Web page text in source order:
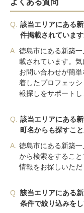
よくある質問
Q.
該当エリアにある
件掲載されています
A. 徳島市にある新築
載されています。気
お問い合わせが簡
着したプロフェッ
報探しをサポートし
Q.
該当エリアにある
町名からも探すこ
A. 徳島市にある新築
から検索をするこ
情報をお探しいただ
Q.
該当エリアにある
条件で絞り込みを